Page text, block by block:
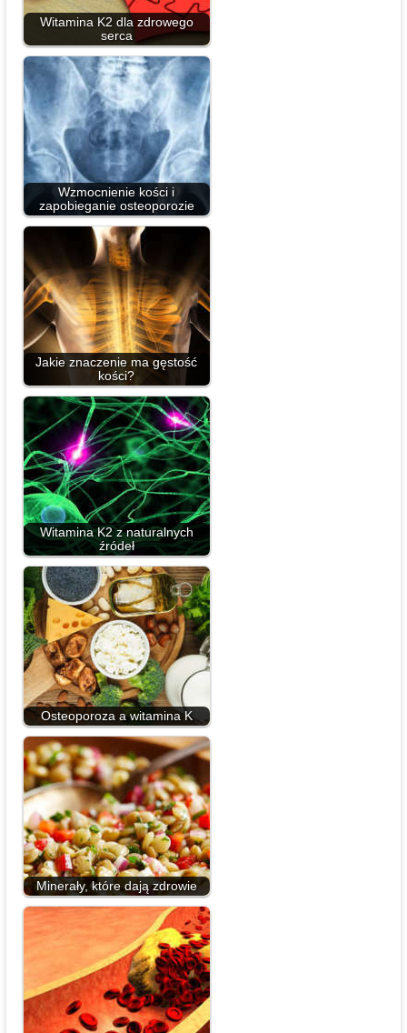
Witamina K2 dla zdrowego
serca
Wzmocnienie kości i
zapobieganie osteoporozie
Jakie znaczenie ma gęstość
kości?
Witamina K2 z naturalnych
źródeł
Osteoporoza a witamina K
Minerały, które dają zdrowie